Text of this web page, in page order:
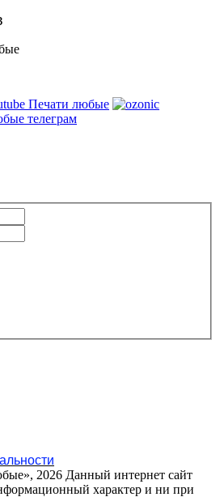
2026 Данный интернет сайт
характер и ни при